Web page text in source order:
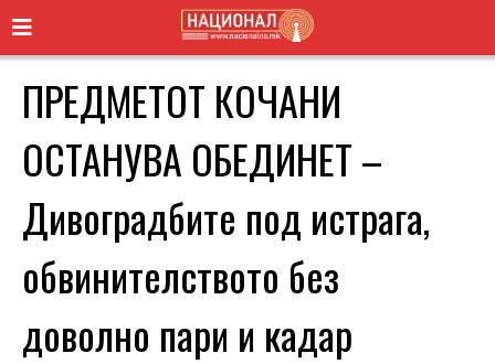
ПРЕДМЕТОТ КОЧАНИ
ОСТАНУВА ОБЕДИНЕТ –
Дивоградбите под истрага,
обвинителството без
доволно пари и кадар